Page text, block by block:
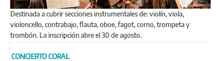
Destinada a cubrir secciones instrumentales de: violín, viola,
violoncello, contrabajo, flauta, oboe, fagot, corno, trompeta y
trombón. La inscripción abre el 30 de agosto.
CONCIERTO CORAL